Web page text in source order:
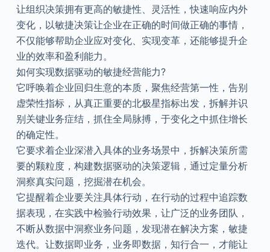
让组织决策拥有更高的敏捷性、灵活性，快速响应内外
变化，以敏捷决策让企业在正确的时间做正确的事情，
不仅能够帮助企业应对变化、实现变革，还能够提升企
业的效率和盈利能力。
如何实现数据驱动的敏捷经营能力?
它呼唤着企业回归生意的本质，聚焦经营第一性，告别
虚荣性指标，从真正重要的北极星指标出发，拆解并识
别关键业务症结，抓住全局脉搏，于变化之中抓住增长
的确定性。
它要求着企业深潜入具体的业务场景中，拆解决策所需
要的颗粒度，构建数据驱动的决策逻辑，通过定量分析
洞察真实问题，挖掘潜在机会。
它提醒着企业要关注具体行动，在行动的过程中追踪数
据表现，在实践中检验行动效果，让广泛的业务团队，
不断从数据中洞察业务问题，发现潜在解决方案，敏捷
迭代。让数据即业务，业务即数据，知行合一，才能让